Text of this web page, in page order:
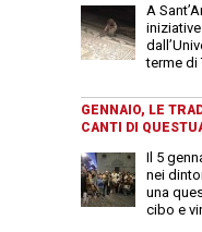
A
terme di
GENNAIO, LE
CANTI DI
Il 5
nei
una
cibo e